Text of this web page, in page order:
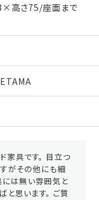
高さ75/座面まで
家具です。 目立つ
がその他にも細
には無い雰囲気と
と思います。 ご質